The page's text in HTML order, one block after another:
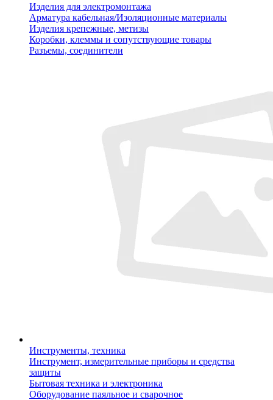
Изделия для электромонтажа
Арматура кабельная/Изоляционные материалы
Изделия крепежные, метизы
Коробки, клеммы и сопутствующие товары
Разъемы, соединители
Инструменты, техника
Инструмент, измерительные приборы и средства
защиты
Бытовая техника и электроника
Оборудование паяльное и сварочное